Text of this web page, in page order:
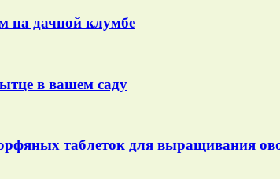
на дачной клумбе
в вашем саду
таблеток для выращивания